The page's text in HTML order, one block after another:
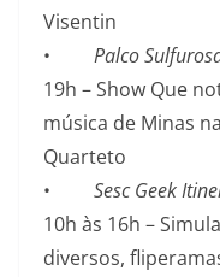
Visentin
• Palco
19h – Show Que
música de Minas
Quarteto
• Sesc Geek
10h às 16h –
diversos,